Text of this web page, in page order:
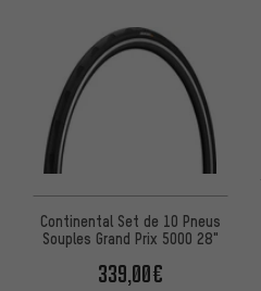
Continental Set de 10 Pneus
Souples Grand Prix 5000 28"
339,00€